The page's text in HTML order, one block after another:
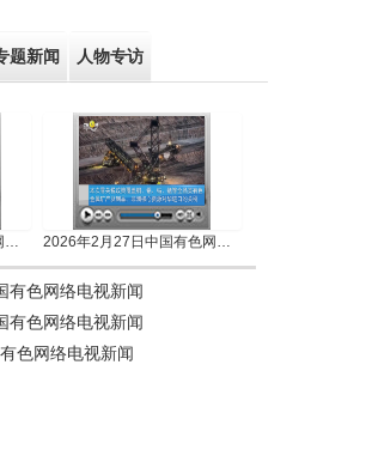
题新闻 人物专访
2026年3月24日中国有色网络电视新闻 2026年2月27日中国有色网络电视新闻
有色网络电视新闻
有色网络电视新闻
色网络电视新闻